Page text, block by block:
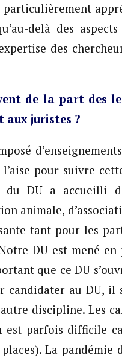
delà des
des
de la part des
aux juristes ?
pour suivre
du DU a accueilli
animale,
tant pour les
DU est mené
que ce DU
candidater au DU,
discipline. Les
est parfois difficile
La pandémie